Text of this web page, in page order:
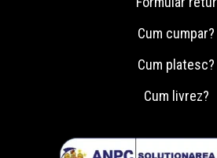
Cum cumpar?
Cum platesc?
Cum livrez?